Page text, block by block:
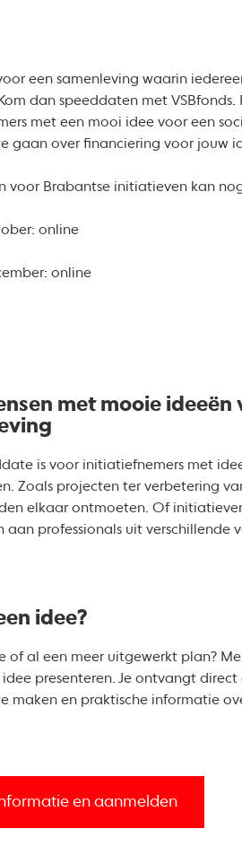
een samenleving waarin
dan speeddaten met
met een mooi idee voor een
gaan over financiering voor jouw
voor Brabantse initiatieven kan
online
online
met mooie
is voor initiatiefnemers met
Zoals projecten ter verbetering
elkaar ontmoeten. Of
aan professionals uit verschillende
idee?
of al een meer uitgewerkt plan?
idee presenteren. Je ontvangt
maken en praktische informatie
en aanmelden